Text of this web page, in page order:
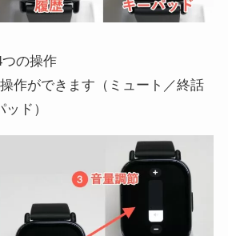
の操作
作ができます（ミュート／終話
ド）